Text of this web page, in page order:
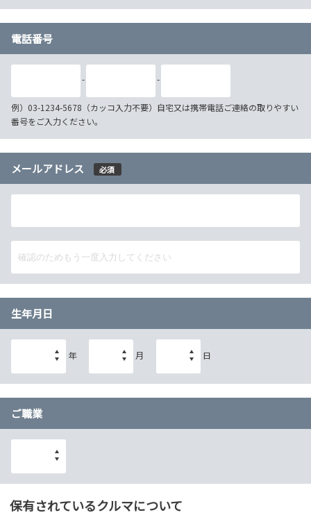
電話番号
- -
例）03-1234-5678（カッコ入力不要）自宅又は携帯電話ご連絡の取りやすい
番号をご入力ください。
メールアドレス 必須
生年月日
年 月 日
ご職業
保有されているクルマについて